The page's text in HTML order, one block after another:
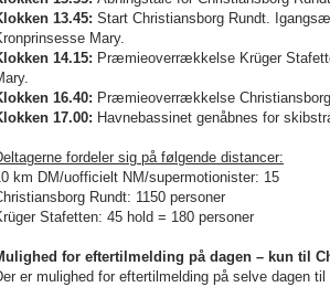
13.45: Start Christiansborg Rundt.
Mary.
14.15: Præmieoverrækkelse Krüger
16.40: Præmieoverrækkelse
17.00: Havnebassinet genåbnes for
fordeler sig på følgende distancer:
km DM/uofficielt NM/supermotionister: 15
Rundt: 1150 personer
Stafetten: 45 hold = 180 personer
for eftertilmelding på dagen – kun til
er mulighed for eftertilmelding på selve dagen